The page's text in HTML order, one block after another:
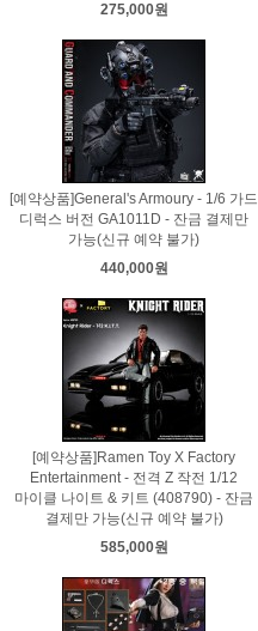
275,000원
[예약상품]General's Armoury - 1/6 가드
디럭스 버전 GA1011D - 잔금 결제만
가능(신규 예약 불가)
440,000원
[예약상품]Ramen Toy X Factory
Entertainment - 전격 Z 작전 1/12
마이클 나이트 & 키트 (408790) - 잔금
결제만 가능(신규 예약 불가)
585,000원